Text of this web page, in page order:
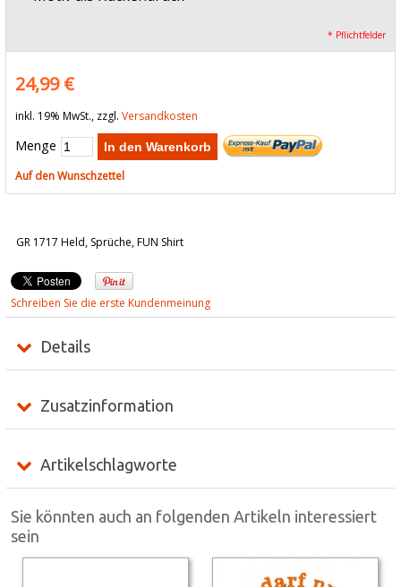
GR 1717 Held, Sprüche, FUN Shirt
* Pflichtfelder
24,99 €
inkl. 19% MwSt., zzgl. Versandkosten
Menge In den Warenkorb
Auf den Wunschzettel
Schreiben Sie die erste Kundenmeinung
Details
Zusatzinformation
Artikelschlagworte
Sie könnten auch an folgenden Artikeln interessiert
sein